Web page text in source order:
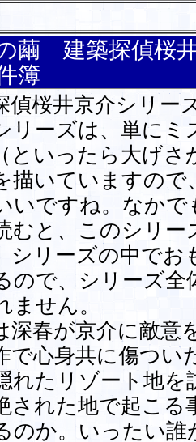
繭 建築探偵桜
簿
桜井京介シリー
ーズは、単にミ
といったら大げ
描いていますの
いですね。なかで
むと、このシリ
シリーズの中で
ので、シリーズ
ません。
春が京介に敵意
で心身共に傷つい
れたリゾート地
された地で起こる
のか。いったい